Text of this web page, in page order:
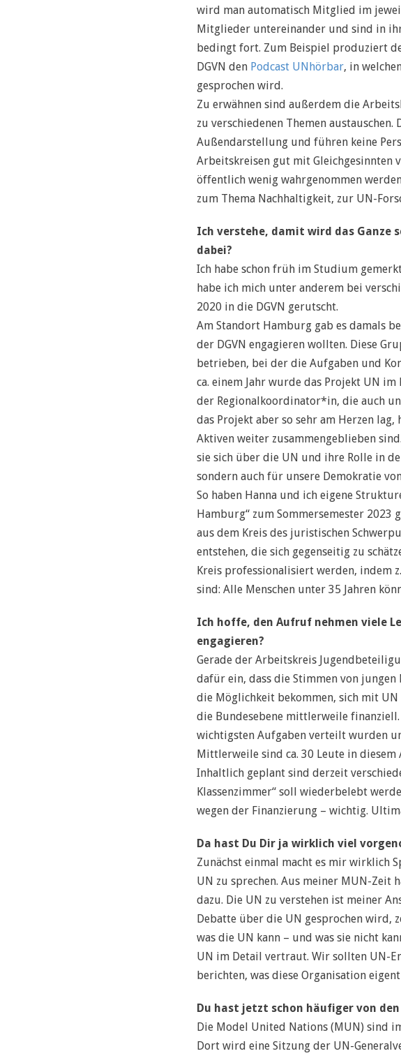
wird man automatisch Mitglied im
Mitglieder untereinander und sind in
bedingt fort. Zum Beispiel produziert
DGVN den Podcast UNhörbar, in
gesprochen wird.
Zu erwähnen sind außerdem die
zu verschiedenen Themen
Außendarstellung und führen keine
Arbeitskreisen gut mit Gleichgesinnten
öffentlich wenig wahrgenommen
zum Thema Nachhaltigkeit, zur UN-
Ich verstehe, damit wird das Ganze
dabei?
Ich habe schon früh im Studium
habe ich mich unter anderem bei
2020 in die DGVN gerutscht.
Am Standort Hamburg gab es damals
der DGVN engagieren wollten. Diese
betrieben, bei der die Aufgaben und
ca. einem Jahr wurde das Projekt UN
der Regionalkoordinator*in, die auch
das Projekt aber so sehr am Herzen
Aktiven weiter zusammengeblieben
sie sich über die UN und ihre Rolle in
sondern auch für unsere Demokratie
So haben Hanna und ich eigene
Hamburg“ zum Sommersemester
aus dem Kreis des juristischen
entstehen, die sich gegenseitig zu
Kreis professionalisiert werden, indem
sind: Alle Menschen unter 35 Jahren
Ich hoffe, den Aufruf nehmen viele
engagieren?
Gerade der Arbeitskreis
dafür ein, dass die Stimmen von
die Möglichkeit bekommen, sich mit
die Bundesebene mittlerweile
wichtigsten Aufgaben verteilt wurden
Mittlerweile sind ca. 30 Leute in diesem
Inhaltlich geplant sind derzeit
Klassenzimmer“ soll wiederbelebt
wegen der Finanzierung – wichtig.
Da hast Du Dir ja wirklich viel
Zunächst einmal macht es mir wirklich
UN zu sprechen. Aus meiner MUN-Zeit
dazu. Die UN zu verstehen ist meiner
Debatte über die UN gesprochen wird,
was die UN kann – und was sie nicht
UN im Detail vertraut. Wir sollten UN-
berichten, was diese Organisation
Du hast jetzt schon häufiger von
Die Model United Nations (MUN) sind
Dort wird eine Sitzung der UN-